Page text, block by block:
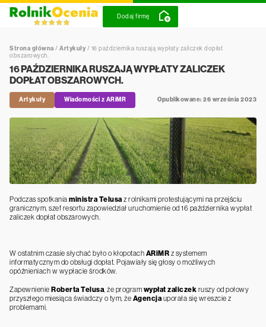
Dodaj firmę
Strona główna / Artykuły / 16 października ruszają wypłaty zaliczek dopłat
obszarowych.
16 PAŹDZIERNIKA RUSZAJĄ WYPŁATY ZALICZEK
DOPŁAT OBSZAROWYCH.
Artykuły Wiadomości z ARiMR Opublikowane: 26 września 2023
Podczas spotkania ministra Telusa z rolnikami protestującymi na przejściu
granicznym, szef resortu zapowiedział uruchomienie od 16 października wypłat
zaliczek dopłat obszarowych.
W ostatnim czasie słychać było o kłopotach ARiMR z systemem
informatycznym do obsługi dopłat. Pojawiały się głosy o możliwych
opóźnieniach w wypłacie środków.
Zapewnienie Roberta Telusa , że program wypłat zaliczek ruszy od połowy
przyszłego miesiąca świadczy o tym, że Agencja uporała się wreszcie z
problemami.